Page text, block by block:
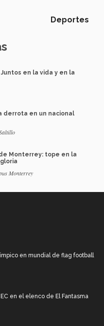
Deportes
en la vida y en la
derrota en un nacional
Monterrey: tope en la
Monterrey
en mundial de flag football
en el elenco de El Fantasma